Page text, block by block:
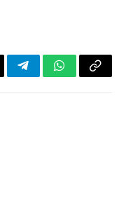
TelegramWhatsApp
Copy